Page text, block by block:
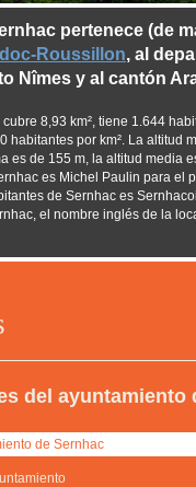
del ayuntamiento
de Sernhac
pertenece (de
Roussillon, al
Nîmes y al cantón
8,93 km², tiene 1.644
habitantes por km². La altitud
es de 155 m, la altitud media
es Michel Paulin para el
de Sernhac es
el nombre inglés de la